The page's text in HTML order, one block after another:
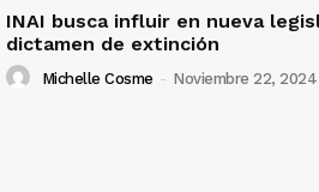
INAI busca influir en nueva
dictamen de extinción
Michelle Cosme - Noviembre 22, 2024